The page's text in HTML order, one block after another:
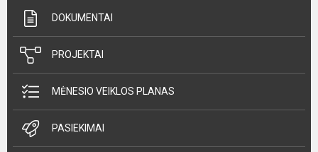
DOKUMENTAI
PROJEKTAI
MĖNESIO VEIKLOS PLANAS
PASIEKIMAI